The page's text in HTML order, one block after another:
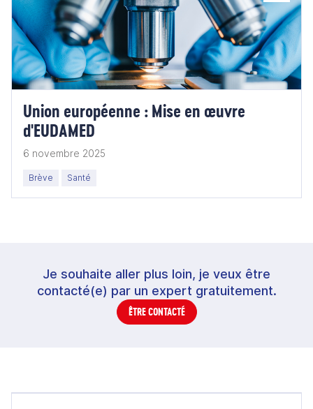
Union européenne : Mise en œuvre
d'EUDAMED
6 novembre 2025
Brève Santé
Je souhaite aller plus loin, je veux être
contacté(e) par un expert gratuitement.
ÊTRE CONTACTÉ